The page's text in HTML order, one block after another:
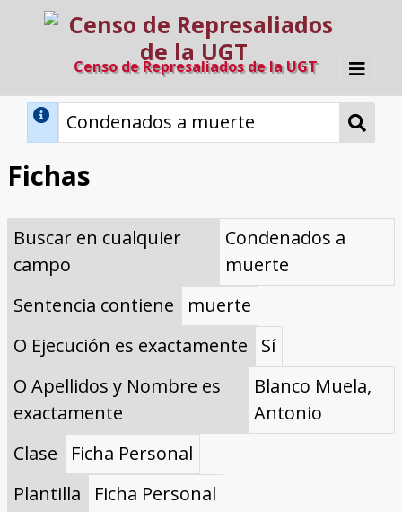
Censo de Represaliados de la UGT
Inicio
Directorio A-Z
Provincias de nacimiento
Profesión
Cárceles
Condenados a muerte
Condenados a muerte (con busca
dinámica)
Ejecutados
El proyecto
Razones y objetivos
Colaboradores
Fuentes documentales
Fichas
Buscar en cualquier
campo
Condenados a
muerte
Sentencia contiene
muerte
O Ejecución es exactamente
Sí
O Apellidos y Nombre es
exactamente
Blanco Muela,
Antonio
Clase
Ficha Personal
Plantilla
Ficha Personal